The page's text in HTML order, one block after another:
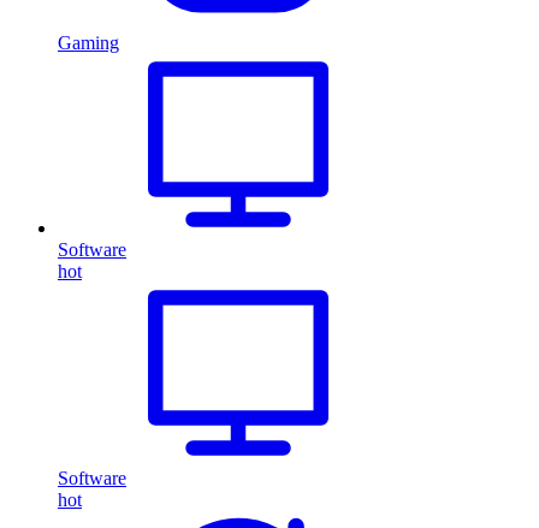
Gaming
Software
hot
Software
hot